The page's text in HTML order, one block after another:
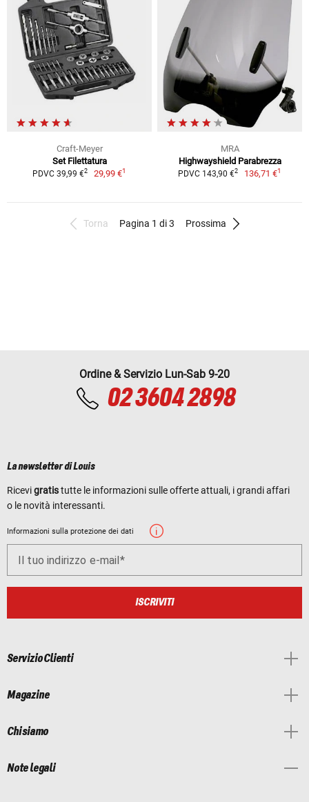
Craft-Meyer
Set Filettatura
PDVC 39,99 €2 29,99 €1
MRA
Highwayshield Parabrezza
PDVC 143,90 €2 136,71 €1
Torna Pagina 1 di 3 Prossima
Ordine & Servizio Lun-Sab 9-20
02 3604 2898
La newsletter di Louis
Ricevigratistutte le informazioni sulle offerte attuali, i grandi affari
o le novità interessanti.
Informazioni sulla protezione dei dati
Il tuo indirizzo e-mail
ISCRIVITI
Servizio Clienti
Magazine
Chi siamo
Note legali